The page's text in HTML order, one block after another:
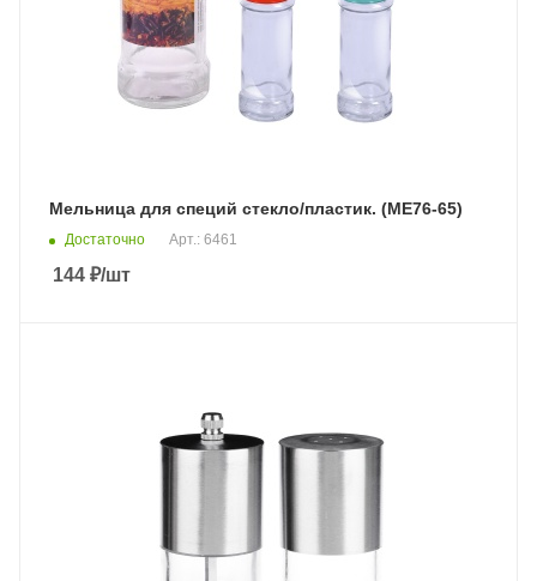
Мельница для специй стекло/пластик. (МЕ76-65)
Достаточно Арт.: 6461
144 ₽/шт